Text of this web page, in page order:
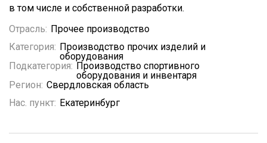
в том числе и собственной разработки.
Отрасль: Прочее производство
Категория: Производство прочих изделий и
оборудования
Подкатегория: Производство спортивного
оборудования и инвентаря
Регион: Свердловская область
Нас. пункт: Екатеринбург